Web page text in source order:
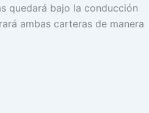
quedará bajo la conducción
ambas carteras de manera